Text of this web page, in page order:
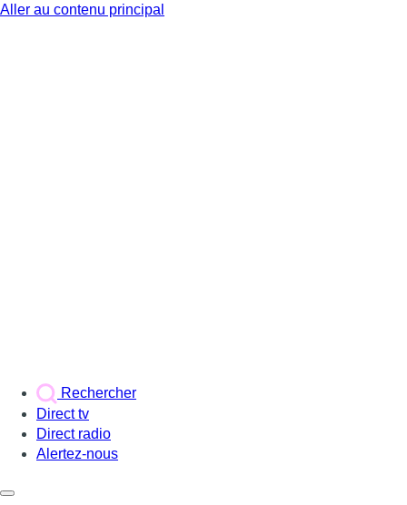
Aller au contenu principal
Rechercher
Direct tv
Direct radio
Alertez-nous